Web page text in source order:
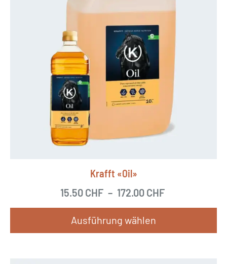
Krafft «Oil»
15.50 CHF – 172.00 CHF
Ausführung wählen